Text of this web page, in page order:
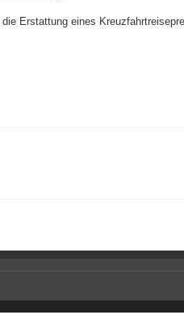
Erstattung eines